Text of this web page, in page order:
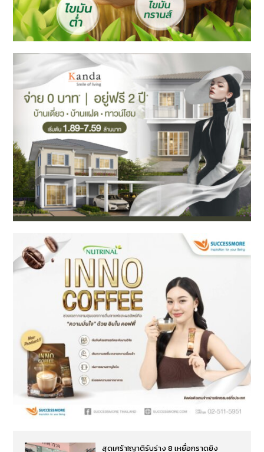
สุดเศร้า!ญาติรับร่าง 8 เหยื่อกราดยิง